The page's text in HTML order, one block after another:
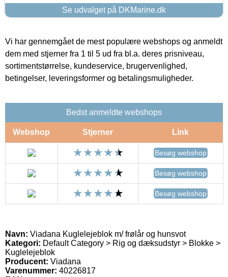
Se udvalget på DKMarine.dk
Vi har gennemgået de mest populære webshops og anmeldt
dem med stjerner fra 1 til 5 ud fra bl.a. deres prisniveau,
sortimentstørrelse, kundeservice, brugervenlighed,
betingelser, leveringsformer og betalingsmuligheder.
Bedst anmeldte webshops
Webshop Stjerner Link
Besøg webshop
Besøg webshop
Besøg webshop
Navn: Viadana Kuglelejeblok m/ frølår og hunsvot
Kategori: Default Category > Rig og dæksudstyr > Blokke >
Kuglelejeblok
Producent: Viadana
Varenummer: 40226817